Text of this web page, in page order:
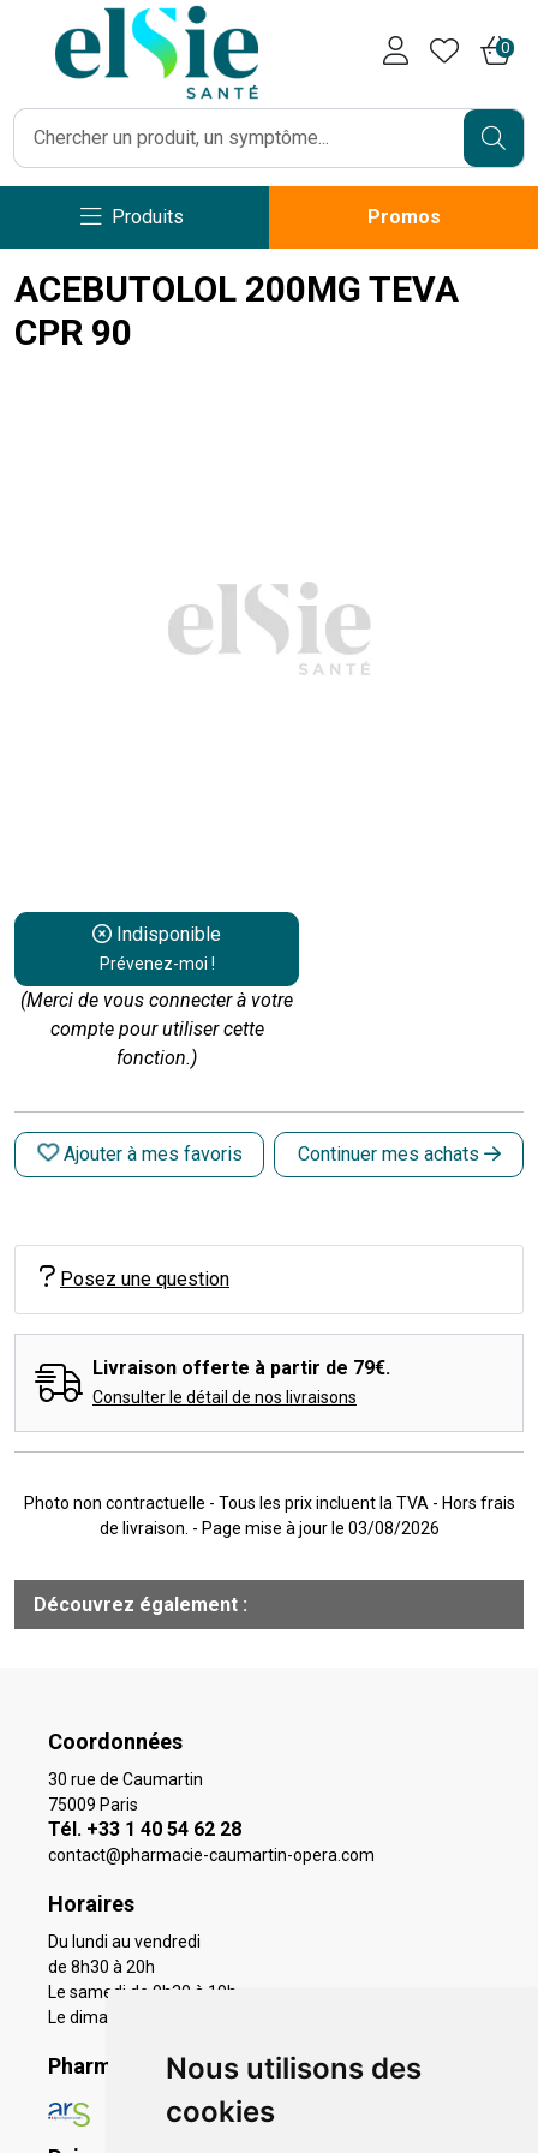
Nous utilisons des
cookies
0
Produits Promos
ACEBUTOLOL 200MG TEVA
CPR 90
Indisponible
Prévenez-moi !
(Merci de vous connecter à votre
compte pour utiliser cette
fonction.)
Ajouter à mes favoris Continuer mes achats
Posez une question
Livraison offerte à partir de 79€.
Consulter le détail de nos livraisons
Photo non contractuelle - Tous les prix incluent la TVA - Hors frais
de livraison. - Page mise à jour le 03/08/2026
Découvrez également :
Coordonnées
30 rue de Caumartin
75009 Paris
Tél. +33 1 40 54 62 28
contact@pharmacie-caumartin-opera.com
Horaires
Du lundi au vendredi
de 8h30 à 20h
Le samedi de 9h30 à 19h
Le dimanche 11h à 19h
Pharmacie en ligne agréée